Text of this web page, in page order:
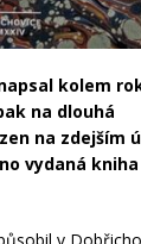
kolem
na dlouhá
na zdejším
vydaná kniha